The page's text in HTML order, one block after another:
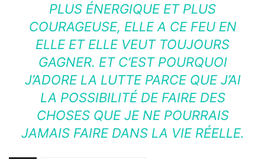
PLUS ÉNERGIQUE ET PLUS
COURAGEUSE, ELLE A CE FEU EN
ELLE ET ELLE VEUT TOUJOURS
GAGNER. ET C’EST POURQUOI
J’ADORE LA LUTTE PARCE QUE J’AI
LA POSSIBILITÉ DE FAIRE DES
CHOSES QUE JE NE POURRAIS
JAMAIS FAIRE DANS LA VIE RÉELLE.